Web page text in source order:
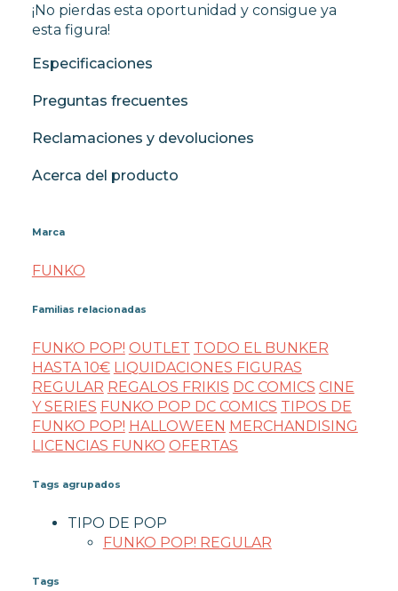
¡No pierdas esta oportunidad y consigue ya
esta figura!
Especificaciones
Preguntas frecuentes
Reclamaciones y devoluciones
Acerca del producto
Marca
FUNKO
Familias relacionadas
FUNKO POP! OUTLET TODO EL BUNKER
HASTA 10€ LIQUIDACIONES FIGURAS
REGULAR REGALOS FRIKIS DC COMICS CINE
Y SERIES FUNKO POP DC COMICS TIPOS DE
FUNKO POP! HALLOWEEN MERCHANDISING
LICENCIAS FUNKO OFERTAS
Tags agrupados
TIPO DE POP
FUNKO POP! REGULAR
Tags